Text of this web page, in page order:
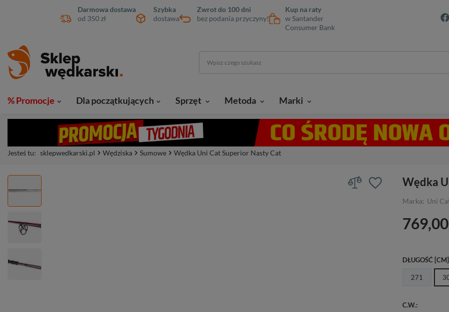
Darmowa dostawa
od 350 zł
Szybka
dostawa
Zwrot do 100 dni
bez podania przyczyny!
Kup na raty
w Santander
Consumer Bank
% Promocje Dla początkujących Sprzęt Metoda Marki
Jesteś tu: sklepwedkarski.pl Wędziska Sumowe Wędka Uni Cat Superior Nasty Cat
Wędka
Marka: Uni
769,00
DŁUGOŚĆ [CM]
271
C.W.